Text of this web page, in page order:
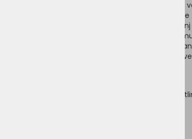
Zaradi etičnih pomislekov naraščajoče
sestavine na osnovi mesa, so bile razvite
nepoznavanja zdravstvenih in prehranskih
Za pomoč tistim skrbnikom živali in
biološke uporabnosti vegetarijanske pasje
nekaterih psih po prehodu na prehransko zdravo
Ne glede na kombinacijo sestavin živalskega,